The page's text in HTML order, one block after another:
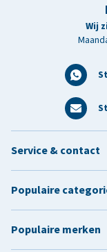
Wij
Service & contact
Populaire
Populaire merken